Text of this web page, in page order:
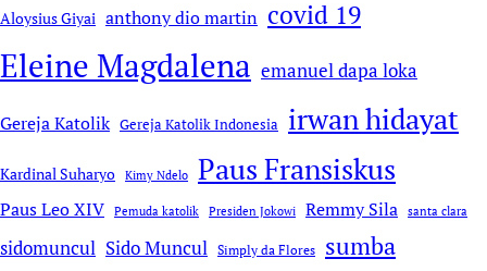
Aloysius Giyai anthony dio martin covid 19
Eleine Magdalena emanuel dapa loka
Gereja Katolik Gereja Katolik Indonesia irwan hidayat
Kardinal Suharyo Kimy Ndelo Paus Fransiskus
Paus Leo XIV Pemuda katolik Presiden Jokowi Remmy Sila santa clara
sidomuncul Sido Muncul Simply da Flores sumba